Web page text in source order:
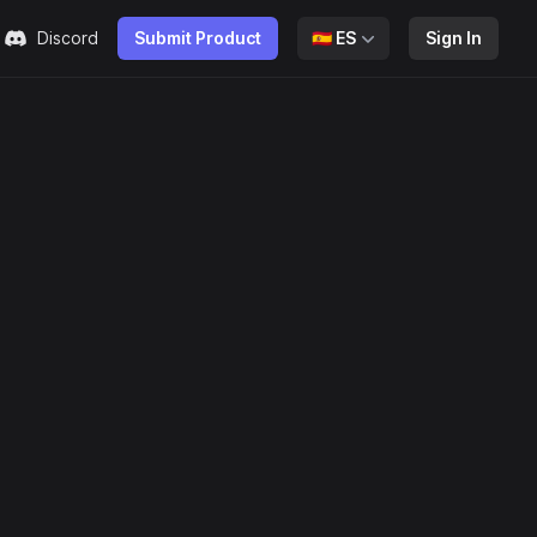
Discord Submit Product 🇪🇸 ES Sign In